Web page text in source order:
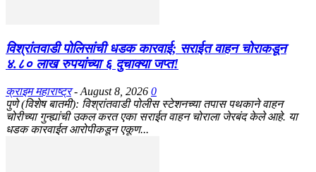
विश्रांतवाडी पोलिसांची धडक कारवाई; सराईत वाहन चोराकडून
४.८० लाख रुपयांच्या ६ दुचाक्या जप्त!
क्राइम महाराष्ट्र - August 8, 2026 0
पुणे (विशेष बातमी): विश्रांतवाडी पोलीस स्टेशनच्या तपास पथकाने वाहन
चोरीच्या गुन्ह्यांची उकल करत एका सराईत वाहन चोराला जेरबंद केले आहे. या
धडक कारवाईत आरोपीकडून एकूण...